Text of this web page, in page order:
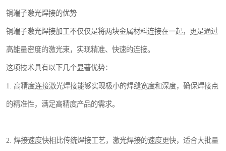
铜端子激光焊接的优势
铜端子激光焊接加工不仅仅是将两块金属材料连接在一起，更是通过
高能量密度的激光束，实现精准、快速的连接。
这项技术具有以下几个显著优势：
1. 高精度连接激光焊接能够实现极小的焊缝宽度和深度，确保焊接点
的精准性，满足高精度产品的需求。
2. 焊接速度快相比传统焊接工艺，激光焊接的速度更快，适合大批量